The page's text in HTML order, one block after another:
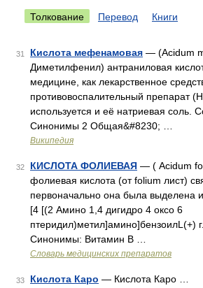
Толкование Перевод Книги
31 Кислота мефенамовая — (Acidum
Диметилфенил) антраниловая
медицине, как лекарственное
противовоспалительный препарат
используется и её натриевая соль.
Синонимы 2 Общая&#8230; …
Википедия
32 КИСЛОТА ФОЛИЕВАЯ — ( Acidum
фолиевая кислота (от folium лист)
первоначально она была выделена
[4 [(2 Амино 1,4 дигидро 4 оксо 6
птеридил)метил]амино]бензоилL(+)
Синонимы: Витамин В …
Словарь медицинских препаратов
33 Кислота Каро — Кислота Каро …